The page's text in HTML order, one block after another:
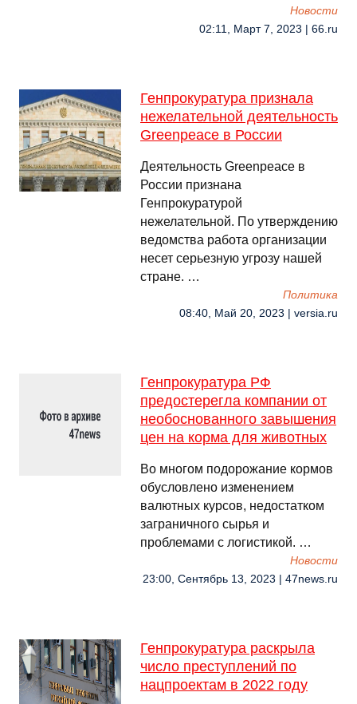
Новости
02:11, Март 7, 2023 | 66.ru
Генпрокуратура признала
нежелательной деятельность
Greenpeace в России
Деятельность Greenpeace в
России признана
Генпрокуратурой
нежелательной. По утверждению
ведомства работа организации
несет серьезную угрозу нашей
стране. …
Политика
08:40, Май 20, 2023 | versia.ru
Генпрокуратура РФ
предостерегла компании от
необоснованного завышения
цен на корма для животных
Во многом подорожание кормов
обусловлено изменением
валютных курсов, недостатком
заграничного сырья и
проблемами с логистикой. …
Новости
23:00, Сентябрь 13, 2023 | 47news.ru
Генпрокуратура раскрыла
число преступлений по
нацпроектам в 2022 году